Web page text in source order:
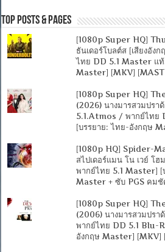
Top Posts & Pages
[1080p Super HQ]
ธันเดอร์โบลต์ส [เสียงอั
ไทย DD 5.1 Master แ
Master] [MKV]
[1080p Super HQ]
(2026) นางมารสวมปรา
5.1.Atmos / พากย์ไทย
[บรรยาย: ไทย-อังกฤษ
[1080p HQ] Spider-
สไปเดอร์แมน โน เวย์ โฮ
พากย์ไทย 5.1 Master] [
Master + ซับ PGS คมชั
[1080p Super HQ]
(2006) นางมารสวมปรา
พากย์ไทย DD 5.1 Blu-
อังกฤษ Master] [MKV]